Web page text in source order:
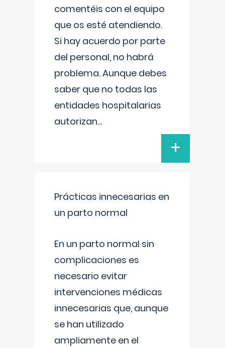
comentéis con el equipo
que os esté atendiendo.
Si hay acuerdo por parte
del personal, no habrá
problema. Aunque debes
saber que no todas las
entidades hospitalarias
autorizan...
+
Prácticas innecesarias en
un parto normal
En un parto normal sin
complicaciones es
necesario evitar
intervenciones médicas
innecesarias que, aunque
se han utilizado
ampliamente en el